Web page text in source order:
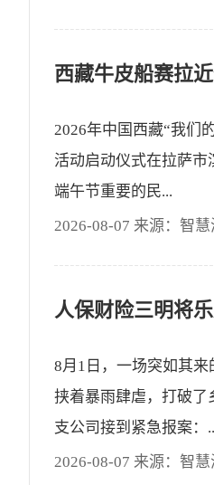
西藏牛皮船赛拉
2026年中国西藏“我们
活动启动仪式在拉萨
端午节重要的民...
2026-08-07 来源：智慧
8月1日，一场突如其
挟着暴雨肆虐，打破了
支公司接到紧急报案：
2026-08-07 来源：智慧